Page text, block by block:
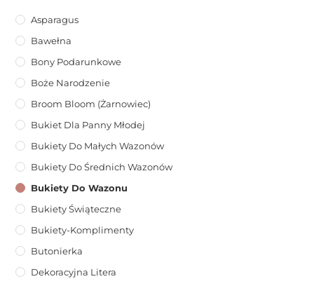
Asparagus
Bawełna
Bony Podarunkowe
Boże Narodzenie
Broom Bloom (żarnowiec)
Bukiet Dla Panny Młodej
Bukiety Do Małych Wazonów
Bukiety Do Średnich Wazonów
Bukiety Do Wazonu
Bukiety Świąteczne
Bukiety-Komplimenty
Butonierka
Dekoracyjna Litera